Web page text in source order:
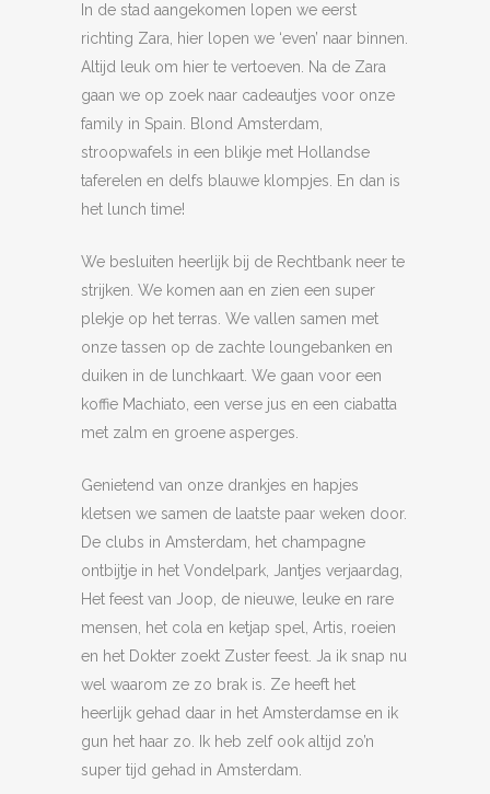
In de stad aangekomen lopen we eerst
richting Zara, hier lopen we ‘even’ naar binnen.
Altijd leuk om hier te vertoeven. Na de Zara
gaan we op zoek naar cadeautjes voor onze
family in Spain. Blond Amsterdam,
stroopwafels in een blikje met Hollandse
taferelen en delfs blauwe klompjes. En dan is
het lunch time!
We besluiten heerlijk bij de Rechtbank neer te
strijken. We komen aan en zien een super
plekje op het terras. We vallen samen met
onze tassen op de zachte loungebanken en
duiken in de lunchkaart. We gaan voor een
koffie Machiato, een verse jus en een ciabatta
met zalm en groene asperges.
Genietend van onze drankjes en hapjes
kletsen we samen de laatste paar weken door.
De clubs in Amsterdam, het champagne
ontbijtje in het Vondelpark, Jantjes verjaardag,
Het feest van Joop, de nieuwe, leuke en rare
mensen, het cola en ketjap spel, Artis, roeien
en het Dokter zoekt Zuster feest. Ja ik snap nu
wel waarom ze zo brak is. Ze heeft het
heerlijk gehad daar in het Amsterdamse en ik
gun het haar zo. Ik heb zelf ook altijd zo’n
super tijd gehad in Amsterdam.